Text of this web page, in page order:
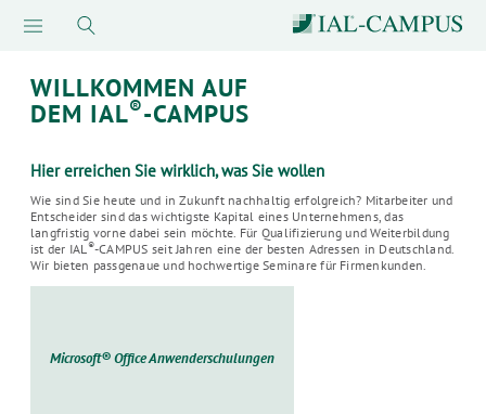
WILLKOMMEN AUF
DEM IAL®-CAMPUS
Hier erreichen Sie wirklich, was Sie wollen
Wie sind Sie heute und in Zukunft nachhaltig erfolgreich? Mitarbeiter und
Entscheider sind das wichtigste Kapital eines Unternehmens, das
langfristig vorne dabei sein möchte. Für Qualifizierung und Weiterbildung
ist der IAL®-CAMPUS seit Jahren eine der besten Adressen in Deutschland.
Wir bieten passgenaue und hochwertige Seminare für Firmenkunden.
Microsoft® Office Anwenderschulungen